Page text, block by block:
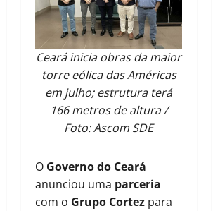
Ceará inicia obras da maior
torre eólica das Américas
em julho; estrutura terá
166 metros de altura /
Foto: Ascom SDE
O Governo do Ceará
anunciou uma parceria
com o Grupo Cortez para